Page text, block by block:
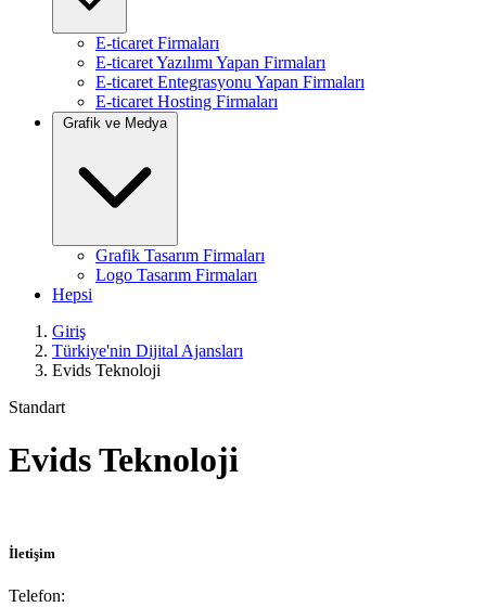
E-ticaret Firmaları
E-ticaret Yazılımı Yapan Firmaları
E-ticaret Entegrasyonu Yapan Firmaları
E-ticaret Hosting Firmaları
Grafik ve Medya
Grafik Tasarım Firmaları
Logo Tasarım Firmaları
Hepsi
Giriş
Türkiye'nin Dijital Ajansları
Evids Teknoloji
Standart
Evids Teknoloji
İletişim
Telefon: